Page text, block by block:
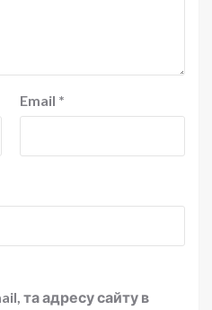
Email *
та адресу сайту в